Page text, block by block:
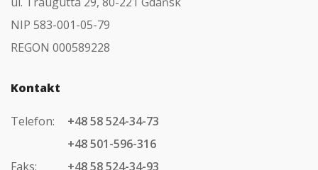
NIP 583-001-05-79
REGON 000589228
Kontakt
Telefon:
+48 58 524-34-73
+48 501-596-316
Faks:
+48 58 524-34-93